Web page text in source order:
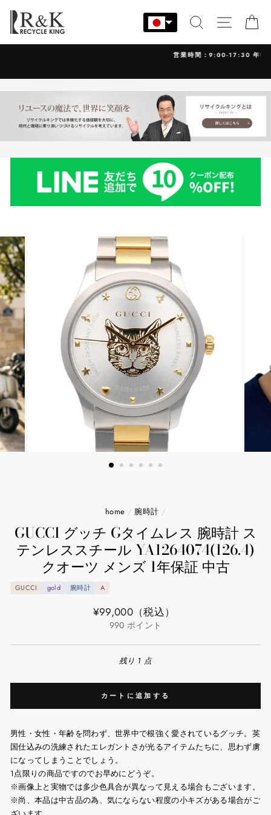
ン
す
検索 サイト
営業時間：9:00-17:30 年中無休
home / 腕時計 /
GUCCI グッチ Gタイムレス 腕時計 ス
テンレススチール YA1264074(126.4)
クオーツ メンズ 1年保証 中古
GUCCI gold 腕時計 A
通
¥99,000（税込）
990 ポイント
残り 1 点
カートに追加する
男性・女性・年齢を問わず、世界中で根強く愛されているグッチ。英
国仕込みの洗練されたエレガントさが光るアイテムたちに、思わず虜
になってしまうことでしょう。
1点限りの商品ですのでお早めにどうぞ。
※画像上と実物では多少色具合が異なって見える場合もございます。
※尚、本品は中古品の為、気にならない程度の小キズがある場合がご